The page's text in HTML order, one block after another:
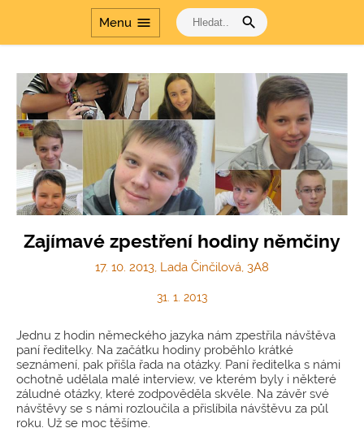
Menu menu search
Zajímavé zpestření hodiny němčiny
17. 10. 2013, Lada Činčilová, 3A8
31. 1. 2013
Jednu z hodin německého jazyka nám zpestřila návštěva
paní ředitelky. Na začátku hodiny proběhlo krátké
seznámení, pak přišla řada na otázky. Paní ředitelka s námi
ochotně udělala malé interview, ve kterém byly i některé
záludné otázky, které zodpověděla skvěle. Na závěr své
návštěvy se s námi rozloučila a přislíbila návštěvu za půl
roku. Už se moc těšíme.